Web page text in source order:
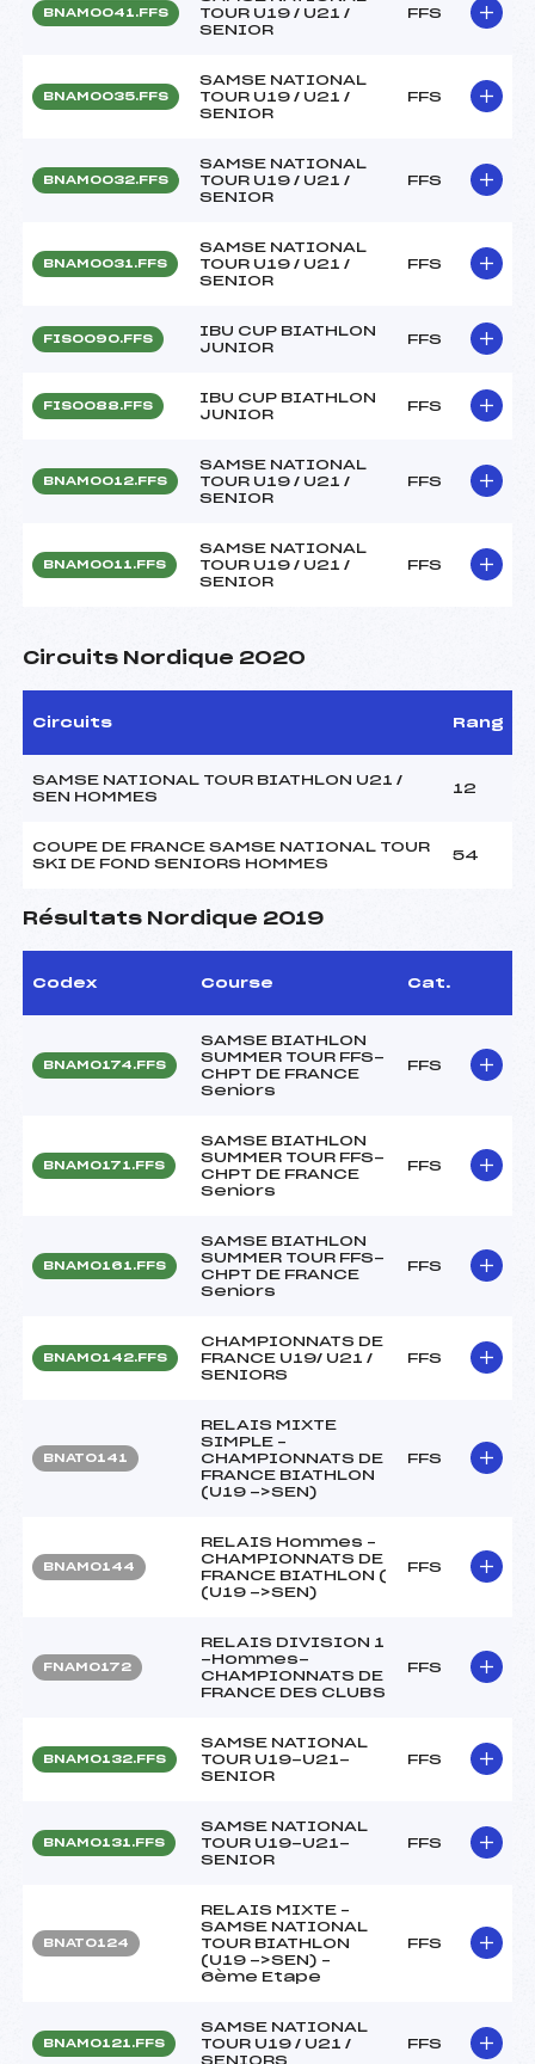
BNAM0041.FFS
TOUR U19 / U21 /
SENIOR
FFS
BNAM0035.FFS
SAMSE NATIONAL
TOUR U19 / U21 /
SENIOR
FFS
BNAM0032.FFS
SAMSE NATIONAL
TOUR U19 / U21 /
SENIOR
FFS
BNAM0031.FFS
SAMSE NATIONAL
TOUR U19 / U21 /
SENIOR
FFS
FIS0090.FFS
IBU CUP BIATHLON
JUNIOR
FFS
FIS0088.FFS
IBU CUP BIATHLON
JUNIOR
FFS
BNAM0012.FFS
SAMSE NATIONAL
TOUR U19 / U21 /
SENIOR
FFS
BNAM0011.FFS
SAMSE NATIONAL
TOUR U19 / U21 /
SENIOR
FFS
Circuits Nordique 2020
Circuits Rang
SAMSE NATIONAL TOUR BIATHLON U21 /
SEN HOMMES
12
COUPE DE FRANCE SAMSE NATIONAL TOUR
SKI DE FOND SENIORS HOMMES
54
Résultats Nordique 2019
Codex Course Cat.
BNAM0174.FFS
SAMSE BIATHLON
SUMMER TOUR FFS-
CHPT DE FRANCE
Seniors
FFS
BNAM0171.FFS
SAMSE BIATHLON
SUMMER TOUR FFS-
CHPT DE FRANCE
Seniors
FFS
BNAM0161.FFS
SAMSE BIATHLON
SUMMER TOUR FFS-
CHPT DE FRANCE
Seniors
FFS
BNAM0142.FFS
CHAMPIONNATS DE
FRANCE U19/ U21 /
SENIORS
FFS
BNAT0141
RELAIS MIXTE
SIMPLE –
CHAMPIONNATS DE
FRANCE BIATHLON
(U19 ->SEN)
FFS
BNAM0144
RELAIS Hommes –
CHAMPIONNATS DE
FRANCE BIATHLON (
(U19 ->SEN)
FFS
FNAM0172
RELAIS DIVISION 1
-Hommes-
CHAMPIONNATS DE
FRANCE DES CLUBS
FFS
BNAM0132.FFS
SAMSE NATIONAL
TOUR U19-U21-
SENIOR
FFS
BNAM0131.FFS
SAMSE NATIONAL
TOUR U19-U21-
SENIOR
FFS
BNAT0124
RELAIS MIXTE –
SAMSE NATIONAL
TOUR BIATHLON
(U19 ->SEN) –
6ème Etape
FFS
BNAM0121.FFS
SAMSE NATIONAL
TOUR U19 / U21 /
SENIORS
FFS